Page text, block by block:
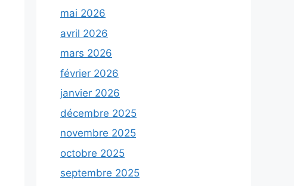
mai 2026
avril 2026
mars 2026
février 2026
janvier 2026
décembre 2025
novembre 2025
octobre 2025
septembre 2025